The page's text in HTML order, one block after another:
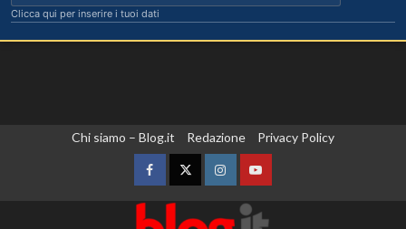
Chi siamo – Blog.it Redazione Privacy Policy
FacebookTwitterInstagramYouTube
Ambasciata d’Albania a Roma “Accordo
Laila Hasanovic, fidanzata di Sinner,
incanta la passerella di Copenhagen
con il suo stile.
Clicca qui per inserire i tuoi dati